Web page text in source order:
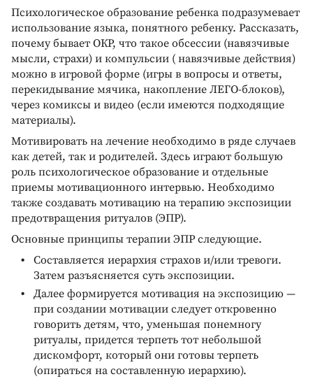
Психологическое образование ребенка подразумевает
использование языка, понятного ребенку. Рассказать,
почему бывает ОКР, что такое обсессии (навязчивые
мысли, страхи) и компульсии ( навязчивые действия)
можно в игровой форме (игры в вопросы и ответы,
перекидывание мячика, накопление ЛЕГО-блоков),
через комиксы и видео (если имеются подходящие
материалы).
Мотивировать на лечение необходимо в ряде случаев
как детей, так и родителей. Здесь играют большую
роль психологическое образование и отдельные
приемы мотивационного интервью. Необходимо
также создавать мотивацию на терапию экспозиции
предотвращения ритуалов (ЭПР).
Основные принципы терапии ЭПР следующие.
Составляется иерархия страхов и/или тревоги.
Затем разъясняется суть экспозиции.
Далее формируется мотивация на экспозицию —
при создании мотивации следует откровенно
говорить детям, что, уменьшая понемногу
ритуалы, придется терпеть тот небольшой
дискомфорт, который они готовы терпеть
(опираться на составленную иерархию).